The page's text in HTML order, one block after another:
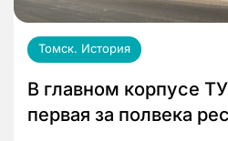
Томск. История
В главном корпусе
первая за полвека